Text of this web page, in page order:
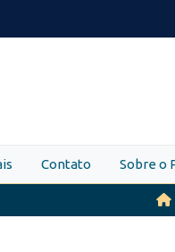
Contato Sobre o